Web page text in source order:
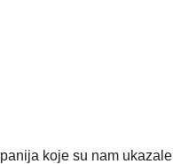
koje su nam ukazale